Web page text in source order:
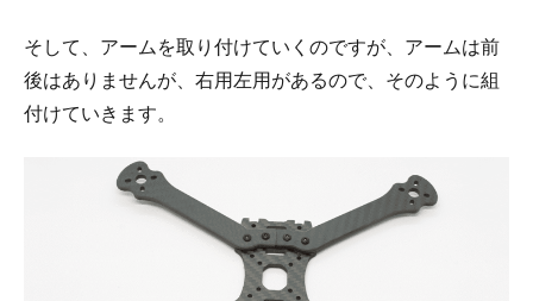
そして、アームを取り付けていくのですが、アームは前
後はありませんが、右用左用があるので、そのように組
付けていきます。